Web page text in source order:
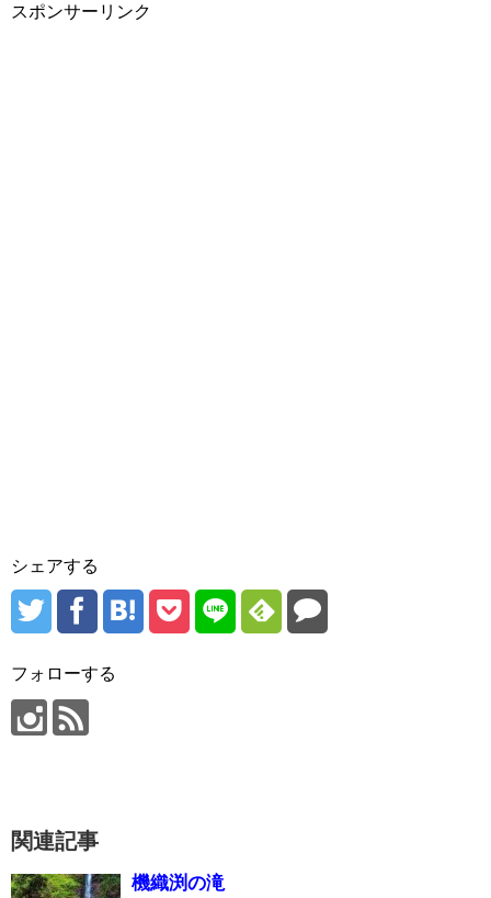
スポンサーリンク
シェアする
フォローする
関連記事
機織渕の滝